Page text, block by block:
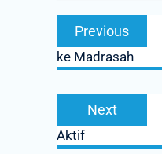
Post
navigation
Previous
ke Madrasah
Next
Aktif